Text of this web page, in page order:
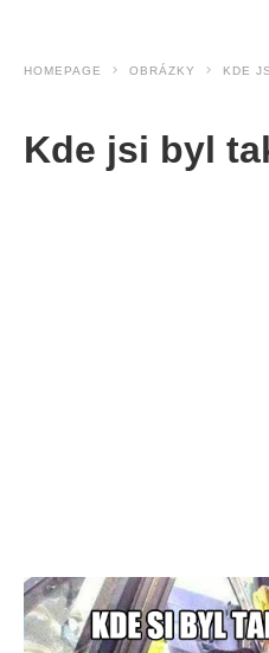
HOMEPAGE OBRÁZKY KDE
Kde jsi byl